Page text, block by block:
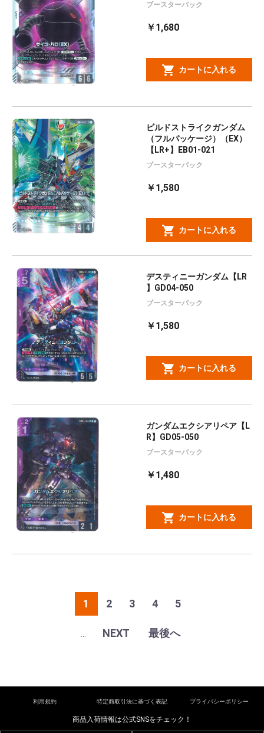
ブースターパック
￥1,680
カートに入れる
ビルドストライクガンダム
（フルパッケージ）（EX）
【LR+】EB01-021
ブースターパック
￥1,580
カートに入れる
デスティニーガンダム【LR
】GD04-050
ブースターパック
￥1,580
カートに入れる
ガンダムエクシアリペア【L
R】GD05-050
ブースターパック
￥1,480
カートに入れる
1 2 3 4 5
NEXT 最後へ
利用規約 特定商取引法に基づく表記 プライバシーポリシー
商品入荷情報は公式SNSをチェック！